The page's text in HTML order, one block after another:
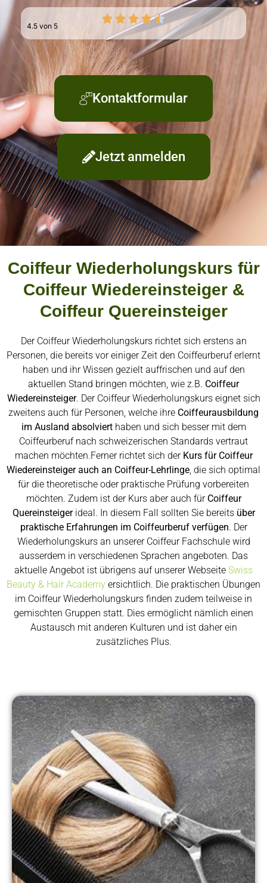
4.5 von 5
Kontaktformular
Jetzt anmelden
Coiffeur Wiederholungskurs für
Coiffeur Wiedereinsteiger &
Coiffeur Quereinsteiger
Der Coiffeur Wiederholungskurs richtet sich erstens an
Personen, die bereits vor einiger Zeit den Coiffeurberuf erlernt
haben und ihr Wissen gezielt auffrischen und auf den
aktuellen Stand bringen möchten, wie z.B. Coiffeur
Wiedereinsteiger. Der Coiffeur Wiederholungskurs eignet sich
zweitens auch für Personen, welche ihre Coiffeurausbildung
im Ausland absolvierthaben und sich besser mit dem
Coiffeurberuf nach schweizerischen Standards vertraut
machen möchten.Ferner richtet sich der Kurs für Coiffeur
Wiedereinsteiger auch an Coiffeur-Lehrlinge, die sich optimal
für die theoretische oder praktische Prüfung vorbereiten
möchten. Zudem ist der Kurs aber auch für Coiffeur
Quereinsteigerideal. In diesem Fall sollten Sie bereits über
praktische Erfahrungen im Coiffeurberuf verfügen. Der
Wiederholungskurs an unserer Coiffeur Fachschule wird
ausserdem in verschiedenen Sprachen angeboten. Das
aktuelle Angebot ist übrigens auf unserer Webseite Swiss
Beauty & Hair Academy ersichtlich. Die praktischen Übungen
im Coiffeur Wiederholungskurs finden zudem teilweise in
gemischten Gruppen statt. Dies ermöglicht nämlich einen
Austausch mit anderen Kulturen und ist daher ein
zusätzliches Plus.